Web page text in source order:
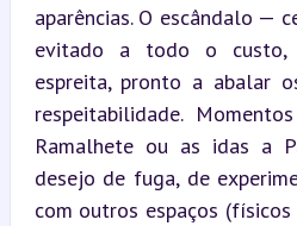
aparências. O escândalo —
evitado a todo o custo,
espreita, pronto a abalar
respeitabilidade.
Ramalhete ou as idas a
desejo de fuga, de
com outros espaços